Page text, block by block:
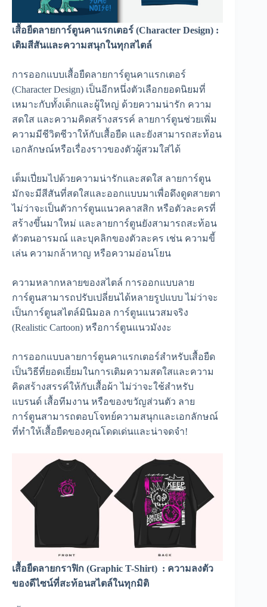
เสื้อยืดลายการ์ตูนคาแรกเตอร์ (Character Design) :
เติมสีสันและความสนุกในทุกสไตล์
การออกแบบเสื้อยืดลายการ์ตูนคาแรกเตอร์
(Character Design) เป็นอีกหนึ่งตัวเลือกยอดนิยมที่
เหมาะกับทั้งเด็กและผู้ใหญ่ ด้วยความน่ารัก ความ
สดใส และความคิดสร้างสรรค์ ลายการ์ตูนช่วยเพิ่ม
ความมีชีวิตชีวาให้กับเสื้อยืด และยังสามารถสะท้อน
เอกลักษณ์หรือเรื่องราวของตัวผู้สวมใส่ได้
เต็มเปี่ยมไปด้วยความน่ารักและสดใส ลายการ์ตูน
มักจะมีสีสันที่สดใสและออกแบบมาเพื่อดึงดูดสายตา
ไม่ว่าจะเป็นตัวการ์ตูนแนวคลาสสิก หรือตัวละครที่
สร้างขึ้นมาใหม่ และลายการ์ตูนยังสามารถสะท้อน
ตัวตนอารมณ์ และบุคลิกของตัวละคร เช่น ความขี้
เล่น ความกล้าหาญ หรือความอ่อนโยน
ความหลากหลายของสไตล์ การออกแบบลาย
การ์ตูนสามารถปรับเปลี่ยนได้หลายรูปแบบ ไม่ว่าจะ
เป็นการ์ตูนสไตล์มินิมอล การ์ตูนแนวสมจริง
(Realistic Cartoon) หรือการ์ตูนแนวมังงะ
การออกแบบลายการ์ตูนคาแรกเตอร์สำหรับเสื้อยืด
เป็นวิธีที่ยอดเยี่ยมในการเติมความสดใสและความ
คิดสร้างสรรค์ให้กับเสื้อผ้า ไม่ว่าจะใช้สำหรับ
แบรนด์ เสื้อทีมงาน หรือของขวัญส่วนตัว ลาย
การ์ตูนสามารถตอบโจทย์ความสนุกและเอกลักษณ์
ที่ทำให้เสื้อยืดของคุณโดดเด่นและน่าจดจำ!
เสื้อยืดลายกราฟิก (Graphic T-Shirt) : ความลงตัว
ของดีไซน์ที่สะท้อนสไตล์ในทุกมิติ